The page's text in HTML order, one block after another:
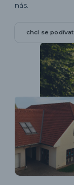
nás.
chci se podívat